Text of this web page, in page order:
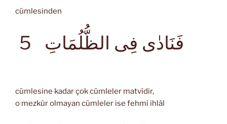
cümlesinden
فَنَادٰى فِى الظُّلُمَاتِ
cümlesine kadar çok cümleler matvîdir,
o mezkûr olmayan cümleler ise fehmi ihlâl